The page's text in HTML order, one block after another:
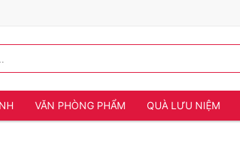
VĂN PHÒNG PHẨM QUÀ LƯU NIỆM